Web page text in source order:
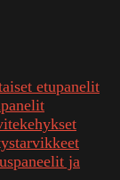
etupanelit
ja